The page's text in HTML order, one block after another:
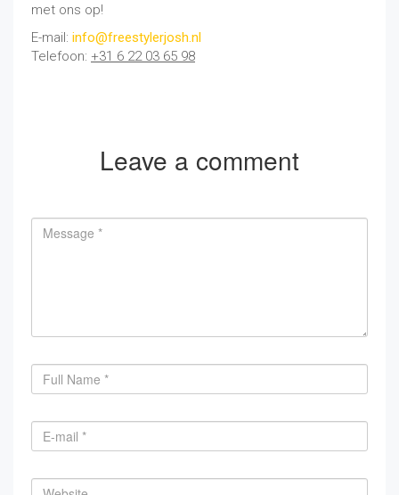
met ons op!
E-mail: info@freestylerjosh.nl
Telefoon: +31 6 22 03 65 98
Leave a comment